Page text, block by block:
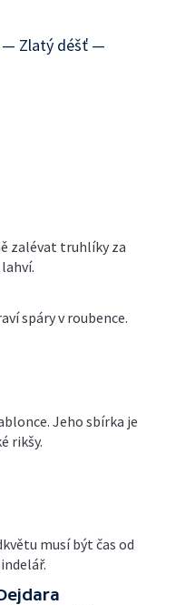
— Zlatý déšť —
zalévat truhlíky za
spáry v roubence.
Jeho sbírka je
rikšy.
musí být čas od